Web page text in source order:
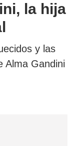
la hija
y las
Alma Gandini